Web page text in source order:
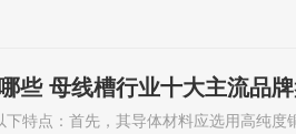
些 母线槽行业十大主流品
特点：首先，其导体材料应选用高纯